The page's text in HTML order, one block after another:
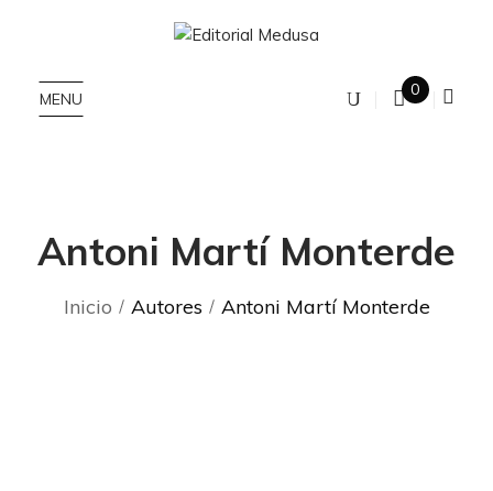
MENU 0
Antoni Martí Monterde
Inicio Autores Antoni Martí Monterde